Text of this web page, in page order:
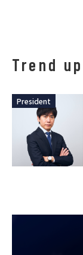
Trend up
President